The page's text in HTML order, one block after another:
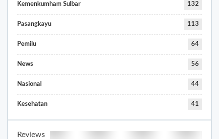
Kemenkumham Sulbar 132
Pasangkayu 113
Pemilu 64
News 56
Nasional 44
Kesehatan 41
Reviews